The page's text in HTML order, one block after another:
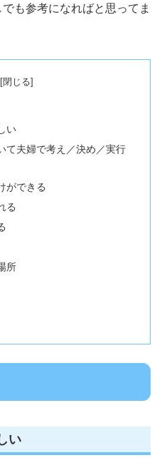
も参考になればと思ってま
い
て夫婦で考え／決め／実行
ができる
る
所
い